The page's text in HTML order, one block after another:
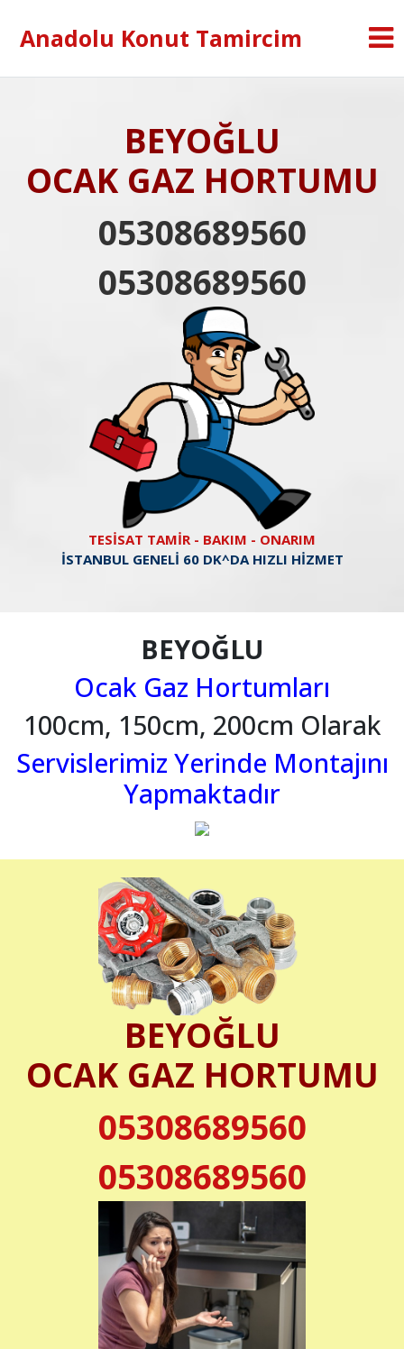
Anadolu Konut Tamircim
BEYOĞLU
OCAK GAZ HORTUMU
05308689560
05308689560
TESİSAT TAMİR - BAKIM - ONARIM
İSTANBUL GENELİ 60 DK^DA HIZLI HİZMET
BEYOĞLU
Ocak Gaz Hortumları
100cm, 150cm, 200cm Olarak
Servislerimiz Yerinde Montajını
Yapmaktadır
BEYOĞLU
OCAK GAZ HORTUMU
05308689560
05308689560